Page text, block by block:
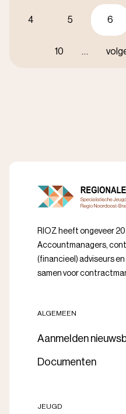
Pagina
4 Pagina
5 6
Pagina
10 …
RIOZ heeft ongeveer
Accountmanagers,
(financieel) adviseurs
samen voor
ALGEMEEN
Aanmelden
Documenten
JEUGD